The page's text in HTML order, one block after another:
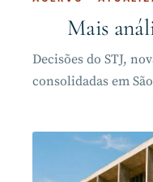
Mais
Decisões do STJ,
consolidadas em